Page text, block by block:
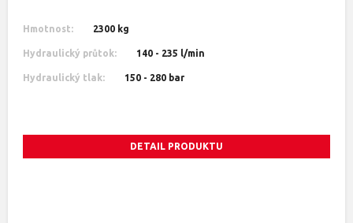
Hmotnost: 2300 kg
Hydraulický průtok: 140 - 235 l/min
Hydraulický tlak: 150 - 280 bar
DETAIL PRODUKTU